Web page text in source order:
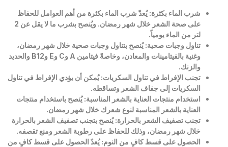
شرب الماء بكثرة:يُعدّ شرب الماء بكثرة من أهم العوامل للحفاظ
على صحة الشعر خلال شهر رمضان.
ويُنصح بشرب ما لا يقل عن 2
لتر من الماء يومياً.
تناول وجبات صحية:يُنصح بتناول وجبات صحية خلال شهر رمضان،
وغنية بالفيتامينات والمعادن، وخاصةً فيتامين
وC وE وB12 والحديد
والزنك.
تجنب الإفراط في تناول السكريات:يُمكن أن يؤدي الإفراط في تناول
السكريات إلى جفاف الشعر وتساقطه.
استخدام منتجات العناية بالشعر المناسبة:يُنصح باستخدام منتجات
العناية بالشعر المناسبة لنوع شعرك خلال شهر رمضان.
تجنب تصفيف الشعر بالحرارة:يُنصح بتجنب تصفيف الشعر بالحرارة
خلال شهر رمضان، وذلك للحفاظ على رطوبة الشعر ومنع تقصفه.
الحصول على قسط كافٍ من النوم:يُعدّ الحصول على قسط كافٍ من